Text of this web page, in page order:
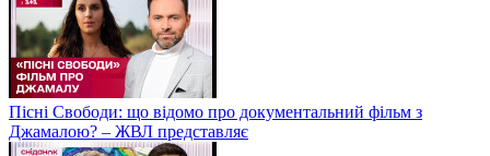
Пісні Свободи: що відомо про документальний фільм з
Джамалою? – ЖВЛ представляє